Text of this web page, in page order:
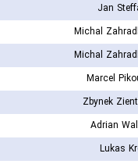
Jan
Michal
Michal
Marcel
Zbynek
Adrian
Lukas